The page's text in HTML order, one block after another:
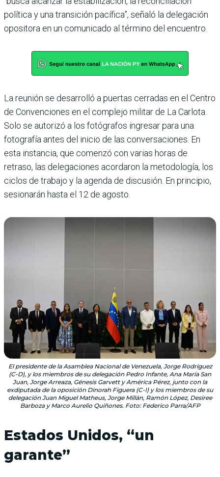
política y una transición pacífica”, señaló la delegación
opositora en un comunicado al término del encuentro.
La reunión se desarrolló a puertas cerradas en el Centro
de Convenciones en el complejo militar de La Carlota.
Solo se autorizó a los fotógrafos ingresar para una
fotografía antes del inicio de las conversaciones. En
esta instancia, que comenzó con varias horas de
retraso, las delegaciones acordaron la metodología, los
ciclos de trabajo y la agenda de discusión. En principio,
sesionarán hasta el 12 de agosto.
El presidente de la Asamblea Nacional de Venezuela, Jorge Rodríguez
(C-D), y los miembros de su delegación Pedro Infante, Ana María San
Juan, Jorge Arreaza, Génesis Garvett y América Pérez, junto con la
exdiputada de la oposición Dinorah Figuera (C-I) y los miembros de su
delegación Juan Miguel Matheus, Jorge Millán, Ramón López, Desiree
Barboza y Marco Aurelio Quiñones. Foto: Federico Parra/AFP
Estados Unidos, “un
garante”